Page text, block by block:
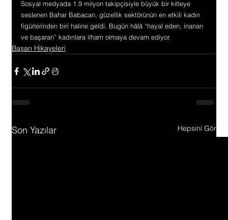
Sosyal medyada 1.9 milyon takipçisiyle büyük bir kitleye
seslenen Bahar Babacan, güzellik sektörünün en etkili kadın
figürlerinden biri haline geldi. Bugün hâlâ “hayal eden, inanan
ve başaran” kadınlara ilham olmaya devam ediyor.
Başarı Hikayeleri
Son Yazılar Hepsini Gör